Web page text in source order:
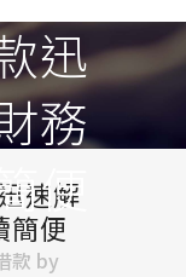
迅
務
便
速解
簡便
款 by